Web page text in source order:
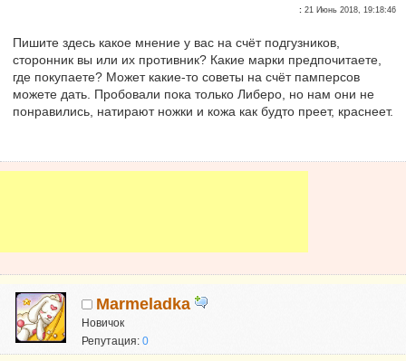
:21 Июнь 2018, 19:18:46
Пишите здесь какое мнение у вас на счёт подгузников,
сторонник вы или их противник? Какие марки предпочитаете,
где покупаете? Может какие-то советы на счёт памперсов
можете дать. Пробовали пока только Либеро, но нам они не
понравились, натирают ножки и кожа как будто преет, краснеет.
Marmeladka
Новичок
Репутация:0